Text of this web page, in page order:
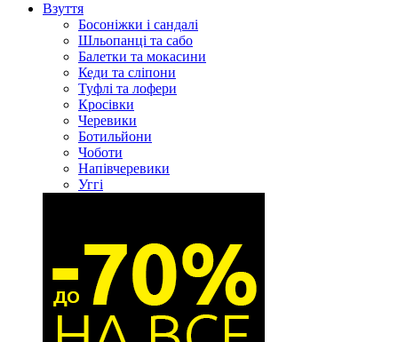
Взуття
Босоніжки і сандалі
Шльопанці та сабо
Балетки та мокасини
Кеди та сліпони
Туфлі та лофери
Кросівки
Черевики
Ботильйони
Чоботи
Напівчеревики
Уггі